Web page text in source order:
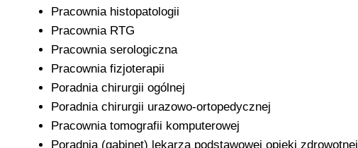
Pracownia histopatologii
Pracownia RTG
Pracownia serologiczna
Pracownia fizjoterapii
Poradnia chirurgii ogólnej
Poradnia chirurgii urazowo-ortopedycznej
Pracownia tomografii komputerowej
Poradnia (gabinet) lekarza podstawowej opieki zdrowotnej